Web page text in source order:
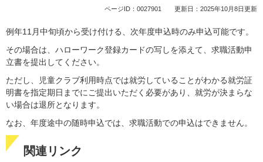
ページID：0027901 更新日：2025年10月8日更新
例年11月中旬頃から受け付ける、次年度申込時のみ申込可能です。
その場合は、ハローワーク登録カードの写しを添えて、求職活動申
立書を提出してください。
ただし、児童クラブ利用時点では就労していることがわかる就労証
明書を指定期日までにご提出いただく必要があり、就労が決まらな
い場合は退所となります。
なお、年度途中の随時申込では、求職活動での申込はできません。
関連リンク